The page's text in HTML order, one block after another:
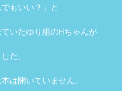
もいい？」と
いたゆり組のHちゃんが
た。
は開いていません。